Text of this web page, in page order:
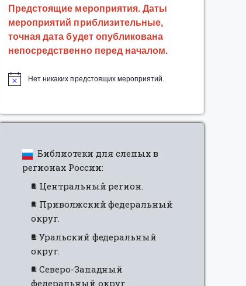
Предстоящие мероприятия. Даты
мероприятий приблизительные,
точная дата будет опубликована
непосредственно перед началом.
Нет никаких предстоящих мероприятий.
Библиотеки для слепых в
регионах России:
Центральный регион.
Приволжский федеральный
округ.
Уральский федеральный
округ.
Северо-Западный
федеральный округ.